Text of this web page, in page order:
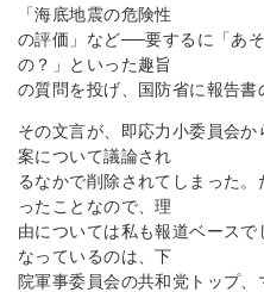
「海底地震の危険性
の評価」など──要するに「あ
の？」といった趣旨
の質問を投げ、国防省に報告書
その文言が、即応力小委員会
案について議論され
るなかで削除されてしまった
ったことなので、理
由については私も報道ベース
なっているのは、下
院軍事委員会の共和党トップ